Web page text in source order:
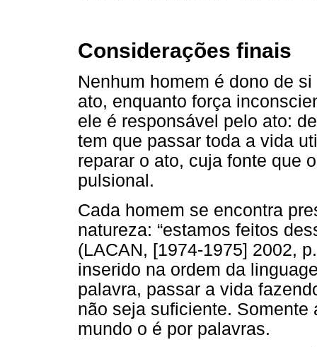
Considerações finais
Nenhum homem é dono de
ato, enquanto força
ele é responsável pelo ato:
tem que passar toda a vida
reparar o ato, cuja fonte que
pulsional.
Cada homem se encontra
natureza: “estamos feitos
(LACAN, [1974-1975] 2002,
inserido na ordem da
palavra, passar a vida
não seja suficiente.
mundo o é por palavras.